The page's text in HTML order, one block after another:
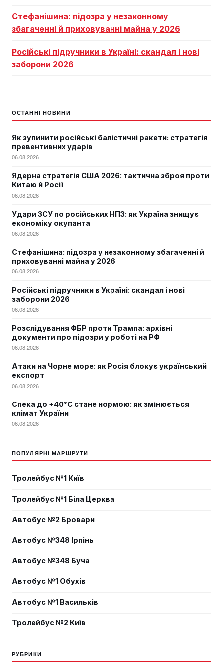
Стефанішина: підозра у незаконному
збагаченні й приховуванні майна у 2026
Російські підручники в Україні: скандал і нові
заборони 2026
ОСТАННІ НОВИНИ
Як зупинити російські балістичні ракети: стратегія
превентивних ударів
06.08.2026
Ядерна стратегія США 2026: тактична зброя проти
Китаю й Росії
06.08.2026
Удари ЗСУ по російських НПЗ: як Україна знищує
економіку окупанта
06.08.2026
Стефанішина: підозра у незаконному збагаченні й
приховуванні майна у 2026
06.08.2026
Російські підручники в Україні: скандал і нові
заборони 2026
06.08.2026
Розслідування ФБР проти Трампа: архівні
документи про підозри у роботі на РФ
06.08.2026
Атаки на Чорне море: як Росія блокує український
експорт
06.08.2026
Спека до +40°C стане нормою: як змінюється
клімат України
06.08.2026
ПОПУЛЯРНІ МАРШРУТИ
Тролейбус №1 Київ
Тролейбус №1 Біла Церква
Автобус №2 Бровари
Автобус №348 Ірпінь
Автобус №348 Буча
Автобус №1 Обухів
Автобус №1 Васильків
Тролейбус №2 Київ
РУБРИКИ